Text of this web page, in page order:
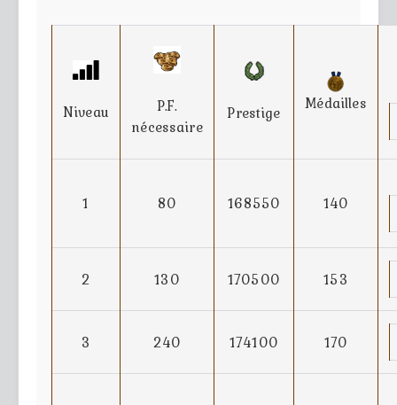
Niveau
P.F.
nécessaire
Prestige Médailles
1 80 168550 140
2 130 170500 153
3 240 174100 170